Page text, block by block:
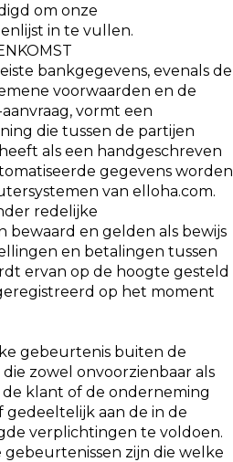
om onze
in te vullen.
bankgegevens, evenals de
voorwaarden en de
vormt een
die tussen de partijen
als een handgeschreven
gegevens worden
van elloha.com.
redelijke
bewaard en gelden als bewijs
en betalingen tussen
ervan op de hoogte gesteld
op het moment
gebeurtenis buiten de
zowel onvoorzienbaar als
klant of de onderneming
aan de in de
verplichtingen te voldoen.
zijn die welke